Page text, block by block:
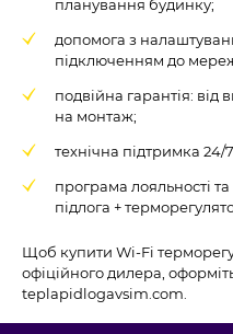
планування будинку;
допомога з
підключенням до
подвійна гарантія: від
на монтаж;
технічна підтримка 24/
програма лояльності
підлога +
Щоб купити Wi-Fi
офіційного дилера,
teplapidlogavsim.com.